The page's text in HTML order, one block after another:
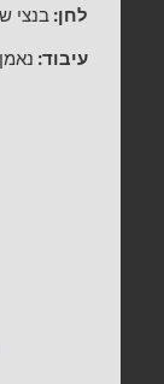
לחן:בנצי
עיבוד: